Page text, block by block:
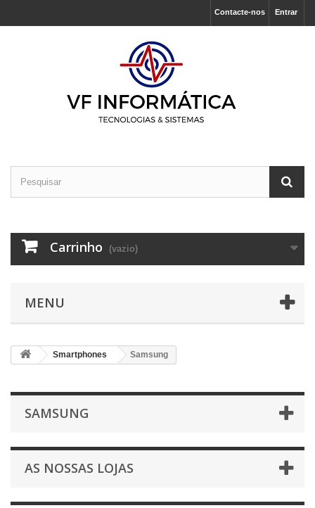
Entrar
Contacte-nos
Carrinho (vazio)
MENU
Smartphones Samsung
SAMSUNG
AS NOSSAS LOJAS